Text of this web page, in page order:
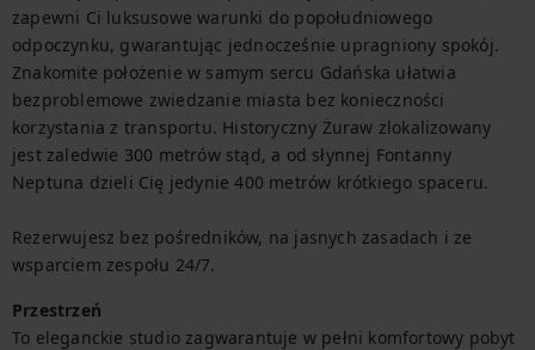
zapewni Ci luksusowe warunki do popołudniowego
odpoczynku, gwarantując jednocześnie upragniony spokój.
Znakomite położenie w samym sercu Gdańska ułatwia
bezproblemowe zwiedzanie miasta bez konieczności
korzystania z transportu. Historyczny Żuraw zlokalizowany
jest zaledwie 300 metrów stąd, a od słynnej Fontanny
Neptuna dzieli Cię jedynie 400 metrów krótkiego spaceru.
Rezerwujesz bez pośredników, na jasnych zasadach i ze
wsparciem zespołu 24/7.
Przestrzeń
To eleganckie studio zagwarantuje w pełni komfortowy pobyt